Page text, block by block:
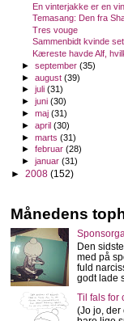
En vinterjakke er en
Temasang: Den fra
Tres vouge
Sammenbidt kvinde
Kæreste havde Alf,
►september(35)
►august(39)
►juli(31)
►juni(30)
►maj(31)
►april(30)
►marts(31)
►februar(28)
►januar(31)
► 2008 (152)
Månedens
Den
med på
fuld
godt lade
Til fals for
(Jo jo, der